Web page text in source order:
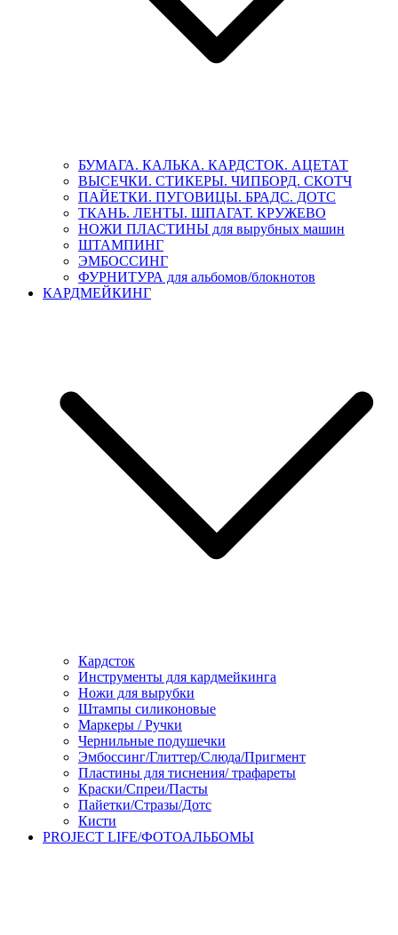
БУМАГА. КАЛЬКА. КАРДСТОК. АЦЕТАТ
ВЫСЕЧКИ. СТИКЕРЫ. ЧИПБОРД. СКОТЧ
ПАЙЕТКИ. ПУГОВИЦЫ. БРАДС. ДОТС
ТКАНЬ. ЛЕНТЫ. ШПАГАТ. КРУЖЕВО
НОЖИ ПЛАСТИНЫ для вырубных машин
ШТАМПИНГ
ЭМБОССИНГ
ФУРНИТУРА для альбомов/блокнотов
КАРДМЕЙКИНГ
Кардсток
Инструменты для кардмейкинга
Ножи для вырубки
Штампы силиконовые
Маркеры / Ручки
Чернильные подушечки
Эмбоссинг/Глиттер/Слюда/Пригмент
Пластины для тиснения/ трафареты
Краски/Спреи/Пасты
Пайетки/Стразы/Дотс
Кисти
PROJECT LIFE/ФОТОАЛЬБОМЫ